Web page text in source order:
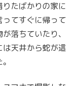
たばかりの家に
てすぐに帰って
落ちていたり、
天井から蛇が這